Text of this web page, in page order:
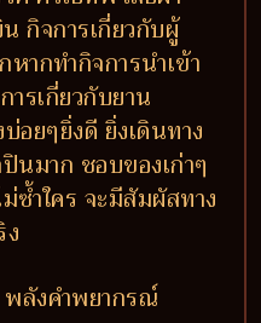
กิจการเกี่ยวกับผู้
ากทำกิจการนำเข้า
รเกี่ยวกับยาน
อยๆยิ่งดี ยิ่งเดินทาง
นมาก ชอบของเก่าๆ
ซ้ำใคร จะมีสัมผัสทาง
พลังคำพยากรณ์